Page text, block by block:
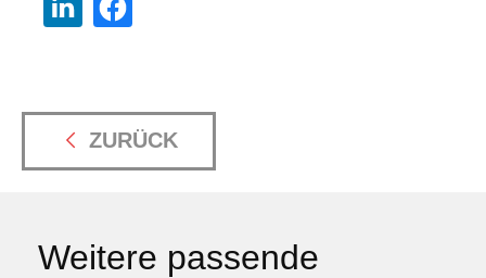
ZURÜCK
Weitere passende